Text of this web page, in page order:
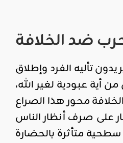
حرب ضد الخلافة
تأليه الفرد وإطلاق
أية عبودية لغير الله،
محور هذا الصراع
على صرف أنظار الناس
متأثرة بالحضارة